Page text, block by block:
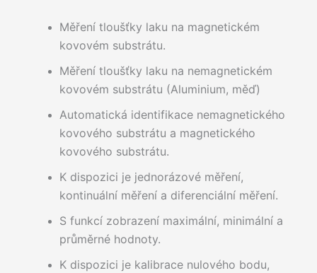
Měření tloušťky laku na magnetickém
kovovém substrátu.
Měření tloušťky laku na nemagnetickém
kovovém substrátu (Aluminium, měď)
Automatická identifikace nemagnetického
kovového substrátu a magnetického
kovového substrátu.
K dispozici je jednorázové měření,
kontinuální měření a diferenciální měření.
S funkcí zobrazení maximální, minimální a
průměrné hodnoty.
K dispozici je kalibrace nulového bodu,